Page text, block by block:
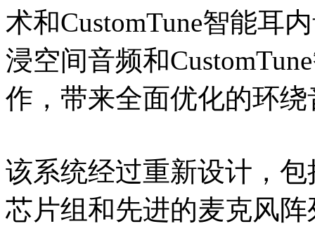
术和CustomTune智能耳
浸空间音频和
作，带来全面优化的环绕
该系统经过重新设计，
芯片组和先进的麦克风